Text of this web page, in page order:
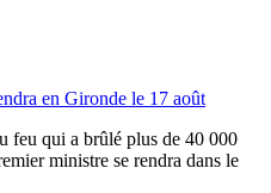
en Gironde le 17 août
feu qui a brûlé plus de 40 000
ministre se rendra dans le